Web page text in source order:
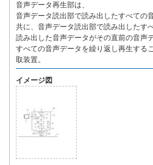
音声データ再生部は、
音声データ読出部で読み出したすべての
共に、音声データ読出部で読み出したす
読み出した音声データがその直前の音声
すべての音声データを繰り返し再生する
取装置。
イメージ図